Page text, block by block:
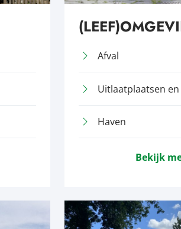
Afval
Uitlaatplaatsen
Haven
Bekijk